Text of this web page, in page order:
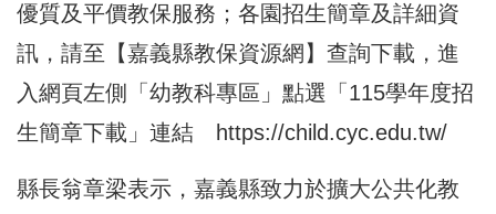
優質及平價教保服務；各園招生簡章及詳細資
訊，請至【嘉義縣教保資源網】查詢下載，進
入網頁左側「幼教科專區」點選「115學年度招
生簡章下載」連結
https://child.cyc.edu.tw/
縣長翁章梁表示，嘉義縣致力於擴大公共化教